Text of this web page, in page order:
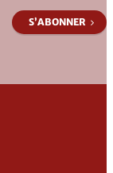
S’ABONNER